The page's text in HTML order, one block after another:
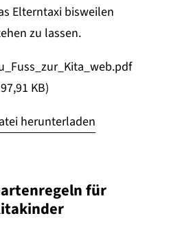
Elterntaxi bisweilen
zu lassen.
KB)
herunterladen
für